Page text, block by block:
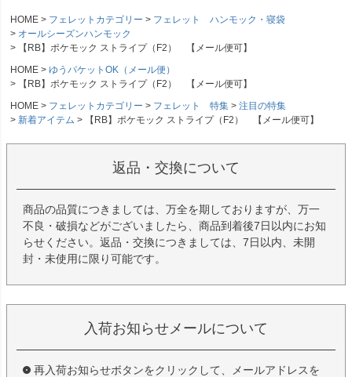
HOME フェレットカテゴリー
フェレット ハンモック・寝袋
オールシーズンハンモック
【RB】ポケモック ストライプ（F2） 【メール便可】
HOME
ゆうパケットOK（メール便）
【RB】ポケモック ストライプ（F2） 【メール便可】
HOME
フェレットカテゴリー フェレット 特集
注目の特集
新着アイテム
【RB】ポケモック ストライプ（F2） 【メール便可】
返品・交換について
商品の品質につきましては、万全を期しておりますが、万一
不良・破損などがございましたら、商品到着後7日以内にお知
らせください。返品・交換につきましては、7日以内、未開
封・未使用に限り可能です。
入荷お知らせメールについて
再入荷お知らせボタンをクリックして、メールアドレスを